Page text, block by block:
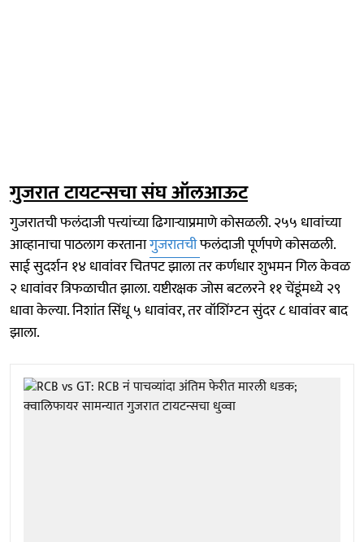
गुजरात टायटन्सचा संघ ऑलआऊट
गुजरातची फलंदाजी पत्त्यांच्या ढिगाऱ्याप्रमाणे कोसळली. २५५ धावांच्या
आव्हानाचा पाठलाग करतानागुजरातचीफलंदाजी पूर्णपणे कोसळली.
साई सुदर्शन १४ धावांवर चितपट झाला तर कर्णधार शुभमन गिल केवळ
२ धावांवर त्रिफळाचीत झाला. यष्टीरक्षक जोस बटलरने ११ चेंडूंमध्ये २९
धावा केल्या. निशांत सिंधू ५ धावांवर, तर वॉशिंग्टन सुंदर ८ धावांवर बाद
झाला.